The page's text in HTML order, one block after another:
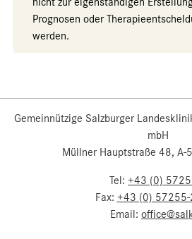
Prognosen oder
werden.
Gemeinnützige Salzburger
mbH
Müllner Hauptstraße 48, A-
Tel: +43 (0)
Fax: +43 (0)
Email: